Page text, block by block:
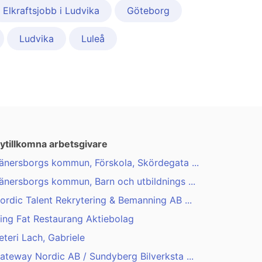
Elkraftsjobb i Ludvika Göteborg
Ludvika Luleå
arbetsgivare
kommun, Förskola, Skördegata ...
kommun, Barn och utbildnings ...
Talent Rekrytering & Bemanning AB ...
Fat Restaurang Aktiebolag
Lach, Gabriele
Nordic AB / Sundyberg Bilverksta ...